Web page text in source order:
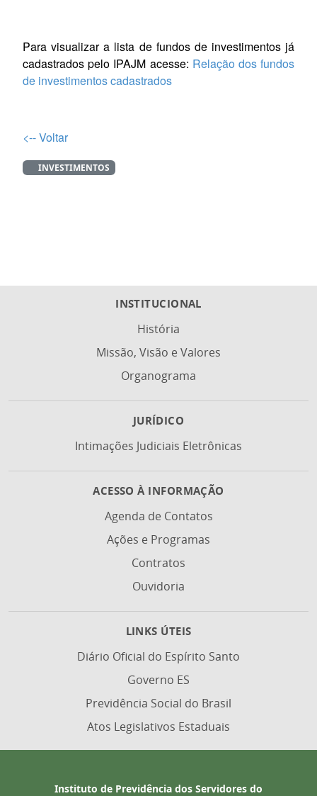
Para visualizar a lista de fundos de investimentos já
cadastrados pelo IPAJM acesse: Relação dos fundos
de investimentos cadastrados
<-- Voltar
INVESTIMENTOS
INSTITUCIONAL
História
Missão, Visão e Valores
Organograma
JURÍDICO
Intimações Judiciais Eletrônicas
ACESSO À INFORMAÇÃO
Agenda de Contatos
Ações e Programas
Contratos
Ouvidoria
LINKS ÚTEIS
Diário Oficial do Espírito Santo
Governo ES
Previdência Social do Brasil
Atos Legislativos Estaduais
Instituto de Previdência dos Servidores do